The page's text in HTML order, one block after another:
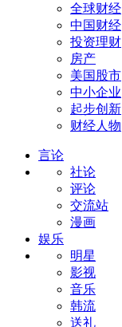
全球财经
中国财经
投资理财
房产
美国股市
中小企业
起步创新
财经人物
言论
社论
评论
交流站
漫画
娱乐
明星
影视
音乐
韩流
送礼